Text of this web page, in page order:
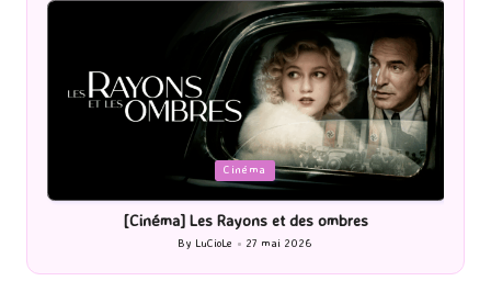
Cinéma
[Cinéma] Les Rayons et des ombres
Posted
by
By LuCioLe 27 mai 2026